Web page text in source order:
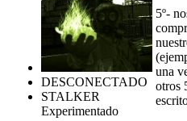
DESCONECTADO
STALKER
Experimentado
5º-
una
otros